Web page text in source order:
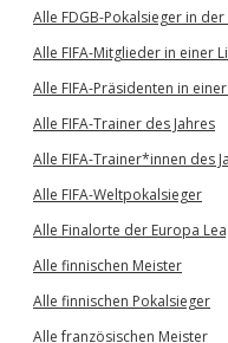
Alle FDGB-Pokalsieger in der
Alle FIFA-Mitglieder in einer
Alle FIFA-Präsidenten in
Alle FIFA-Trainer des Jahres
Alle FIFA-Trainer*innen des
Alle FIFA-Weltpokalsieger
Alle Finalorte der Europa
Alle finnischen Meister
Alle finnischen Pokalsieger
Alle französischen Meister